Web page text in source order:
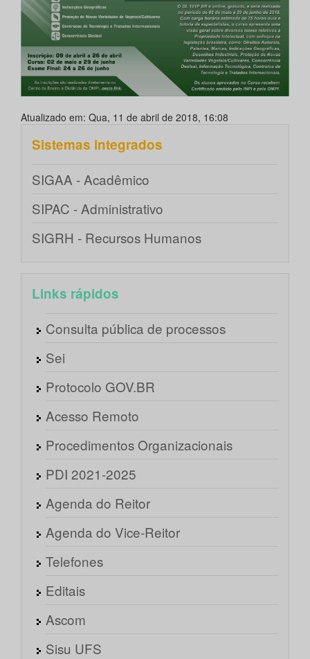
Atualizado em: Qua, 11 de abril de 2018, 16:08
Sistemas integrados
SIGAA - Acadêmico
SIPAC - Administrativo
SIGRH - Recursos Humanos
Links rápidos
Consulta pública de processos
Sei
Protocolo GOV.BR
Acesso Remoto
Procedimentos Organizacionais
PDI 2021-2025
Agenda do Reitor
Agenda do Vice-Reitor
Telefones
Editais
Ascom
Sisu UFS